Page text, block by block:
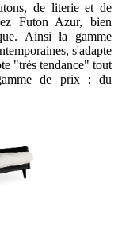
de literie et de
Futon Azur, bien
Ainsi la gamme
s'adapte
"très tendance" tout
de prix : du